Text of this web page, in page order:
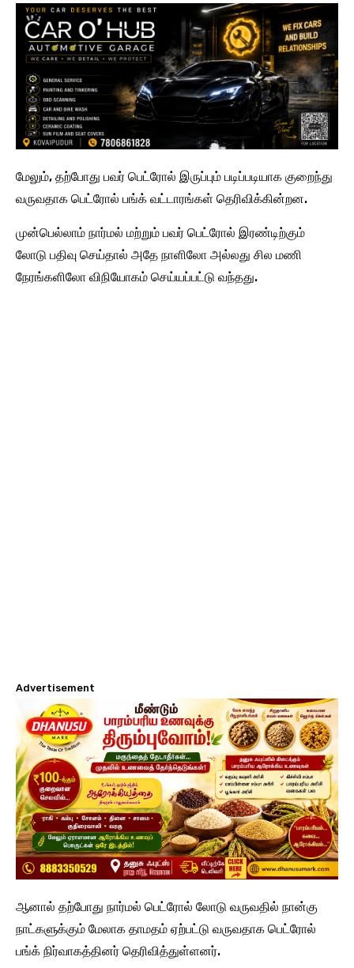
மேலும், தற்போது பவர் பெட்ரோல் இருப்பும் படிப்படியாக குறைந்து
வருவதாக பெட்ரோல் பங்க் வட்டாரங்கள் தெரிவிக்கின்றன.
முன்பெல்லாம் நார்மல் மற்றும் பவர் பெட்ரோல் இரண்டிற்கும்
லோடு பதிவு செய்தால் அதே நாளிலோ அல்லது சில மணி
நேரங்களிலோ விநியோகம் செய்யப்பட்டு வந்தது.
Advertisement
ஆனால் தற்போது நார்மல் பெட்ரோல் லோடு வருவதில் நான்கு
நாட்களுக்கும் மேலாக தாமதம் ஏற்பட்டு வருவதாக பெட்ரோல்
பங்க் நிர்வாகத்தினர் தெரிவித்துள்ளனர்.